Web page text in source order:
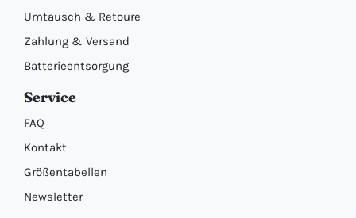
Umtausch & Retoure
Zahlung & Versand
Batterieentsorgung
Service
FAQ
Kontakt
Größentabellen
Newsletter